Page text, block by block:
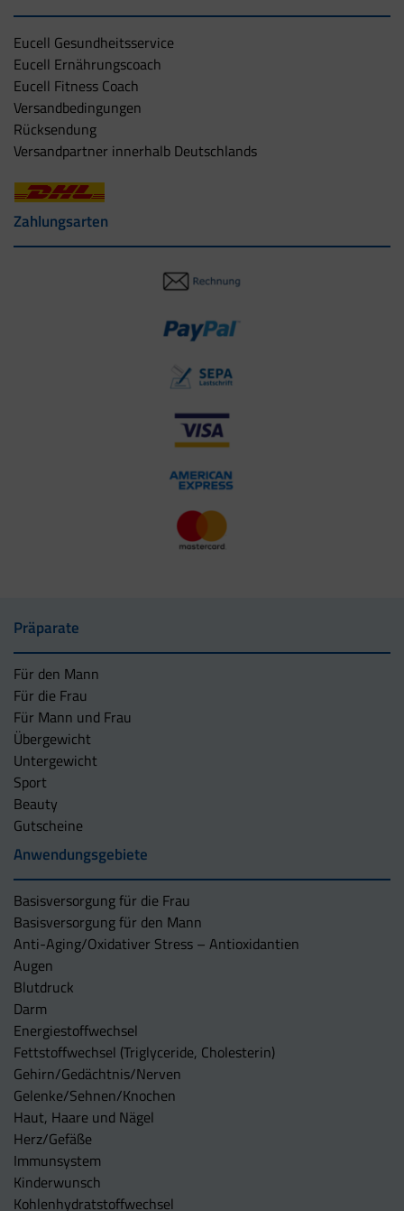
Eucell Gesundheitsservice
Eucell Ernährungscoach
Eucell Fitness Coach
Versandbedingungen
Rücksendung
Versandpartner innerhalb Deutschlands
Zahlungsarten
Präparate
Für den Mann
Für die Frau
Für Mann und Frau
Übergewicht
Untergewicht
Sport
Beauty
Gutscheine
Anwendungsgebiete
Basisversorgung für die Frau
Basisversorgung für den Mann
Anti-Aging/Oxidativer Stress – Antioxidantien
Augen
Blutdruck
Darm
Energiestoffwechsel
Fettstoffwechsel (Triglyceride, Cholesterin)
Gehirn/Gedächtnis/Nerven
Gelenke/Sehnen/Knochen
Haut, Haare und Nägel
Herz/Gefäße
Immunsystem
Kinderwunsch
Kohlenhydratstoffwechsel